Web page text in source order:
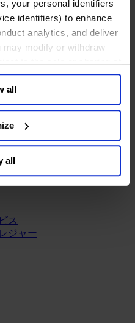
your personal identifiers
identifiers) to enhance
analytics, and deliver
modify or withdraw
to the sale or sharing of
by clicking “Do Not
in the footer of
of each device and each
and retention terms
information see
all
all
Web3
テック）
ス
ジャー